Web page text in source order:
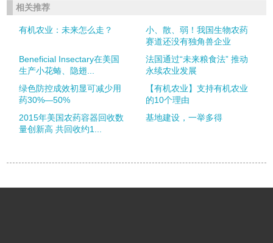
相关推荐
有机农业：未来怎么走？
小、散、弱！我国生物农药
赛道还没有独角兽企业
Beneficial Insectary在美国
生产小花蝽、隐翅...
法国通过“未来粮食法” 推动
永续农业发展
绿色防控成效初显可减少用
药30%—50%
【有机农业】支持有机农业
的10个理由
2015年美国农药容器回收数
量创新高 共回收约1...
基地建设，一举多得